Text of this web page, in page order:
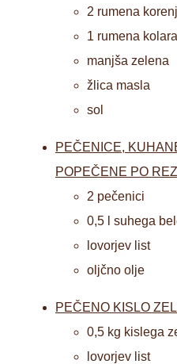
2 rumena
1 rumena
manjša zelena
žlica masla
sol
PEČENICE,
POPEČENE PO
2 pečenici
0,5 l suhega
lovorjev list
oljčno olje
PEČENO KISLO
0,5 kg kislega
lovorjev list